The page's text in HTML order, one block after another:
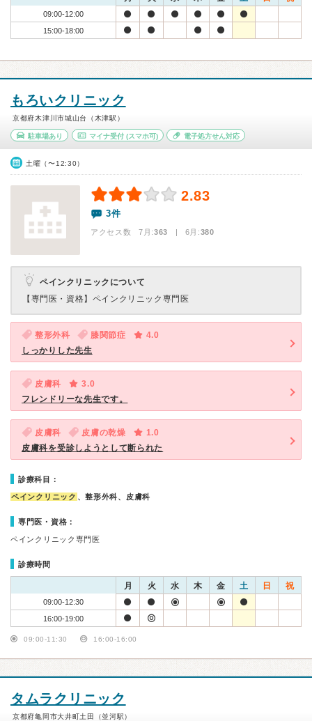
09:00-12:00
15:00-18:00
もろいクリニック
京都府木津川市城山台（木津駅）
駐車場あり マイナ受付(スマホ可) 電子処方せん対応
土曜（〜12:30）
2.83
3件
アクセス数 7月:363 | 6月:380
ペインクリニックについて
【専門医・資格】 ペインクリニック専門医
整形外科 膝関節症
4.0
しっかりした先生
皮膚科
3.0
フレンドリーな先生です。
皮膚科 皮膚の乾燥
1.0
皮膚科を受診しようとして断られた
診療科目：
ペインクリニック 、整形外科、皮膚科
専門医・資格：
ペインクリニック専門医
診療時間
月 火 水 木 金 土 日 祝
09:00-12:30
16:00-19:00
09:00-11:30 16:00-16:00
タムラクリニック
京都府亀岡市大井町土田（並河駅）